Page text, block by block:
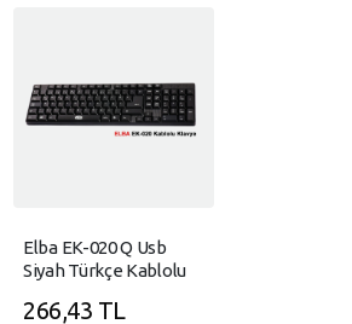
Elba EK-020 Q Usb
Siyah Türkçe Kablolu
266,43 TL